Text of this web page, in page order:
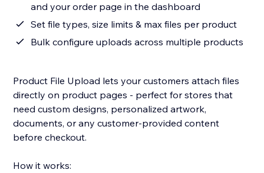
and your order page in the dashboard
Set file types, size limits & max files per product
Bulk configure uploads across multiple products
Product File Upload lets your customers attach files
directly on product pages - perfect for stores that
need custom designs, personalized artwork,
documents, or any customer-provided content
before checkout.
How it works: